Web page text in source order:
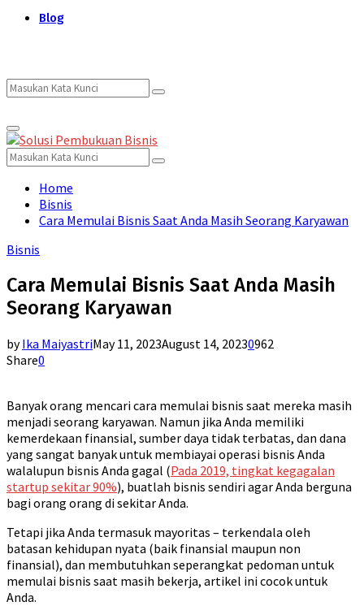
Blog
Search
for:
Search
Primary
Menu
Search
for:
Search
Home
Bisnis
Cara Memulai Bisnis Saat Anda Masih Seorang Karyawan
Bisnis
Cara Memulai Bisnis Saat Anda Masih
Seorang Karyawan
byIka MaiyastriMay 11, 2023August 14, 20230962
Share0
Banyak orang mencari cara memulai bisnis saat mereka masih
menjadi seorang karyawan. Namun jika Anda memiliki
kemerdekaan finansial, sumber daya tidak terbatas, dan dana
yang sangat banyak untuk membiayai operasi bisnis Anda
walalupun bisnis Anda gagal (Pada 2019, tingkat kegagalan
startup sekitar 90%), buatlah bisnis sendiri agar Anda berguna
bagi orang orang di sekitar Anda.
Tetapi jika Anda termasuk mayoritas – terkendala oleh
batasan kehidupan nyata (baik finansial maupun non
finansial), dan membutuhkan seperangkat pedoman untuk
memulai bisnis saat masih bekerja, artikel ini cocok untuk
Anda.